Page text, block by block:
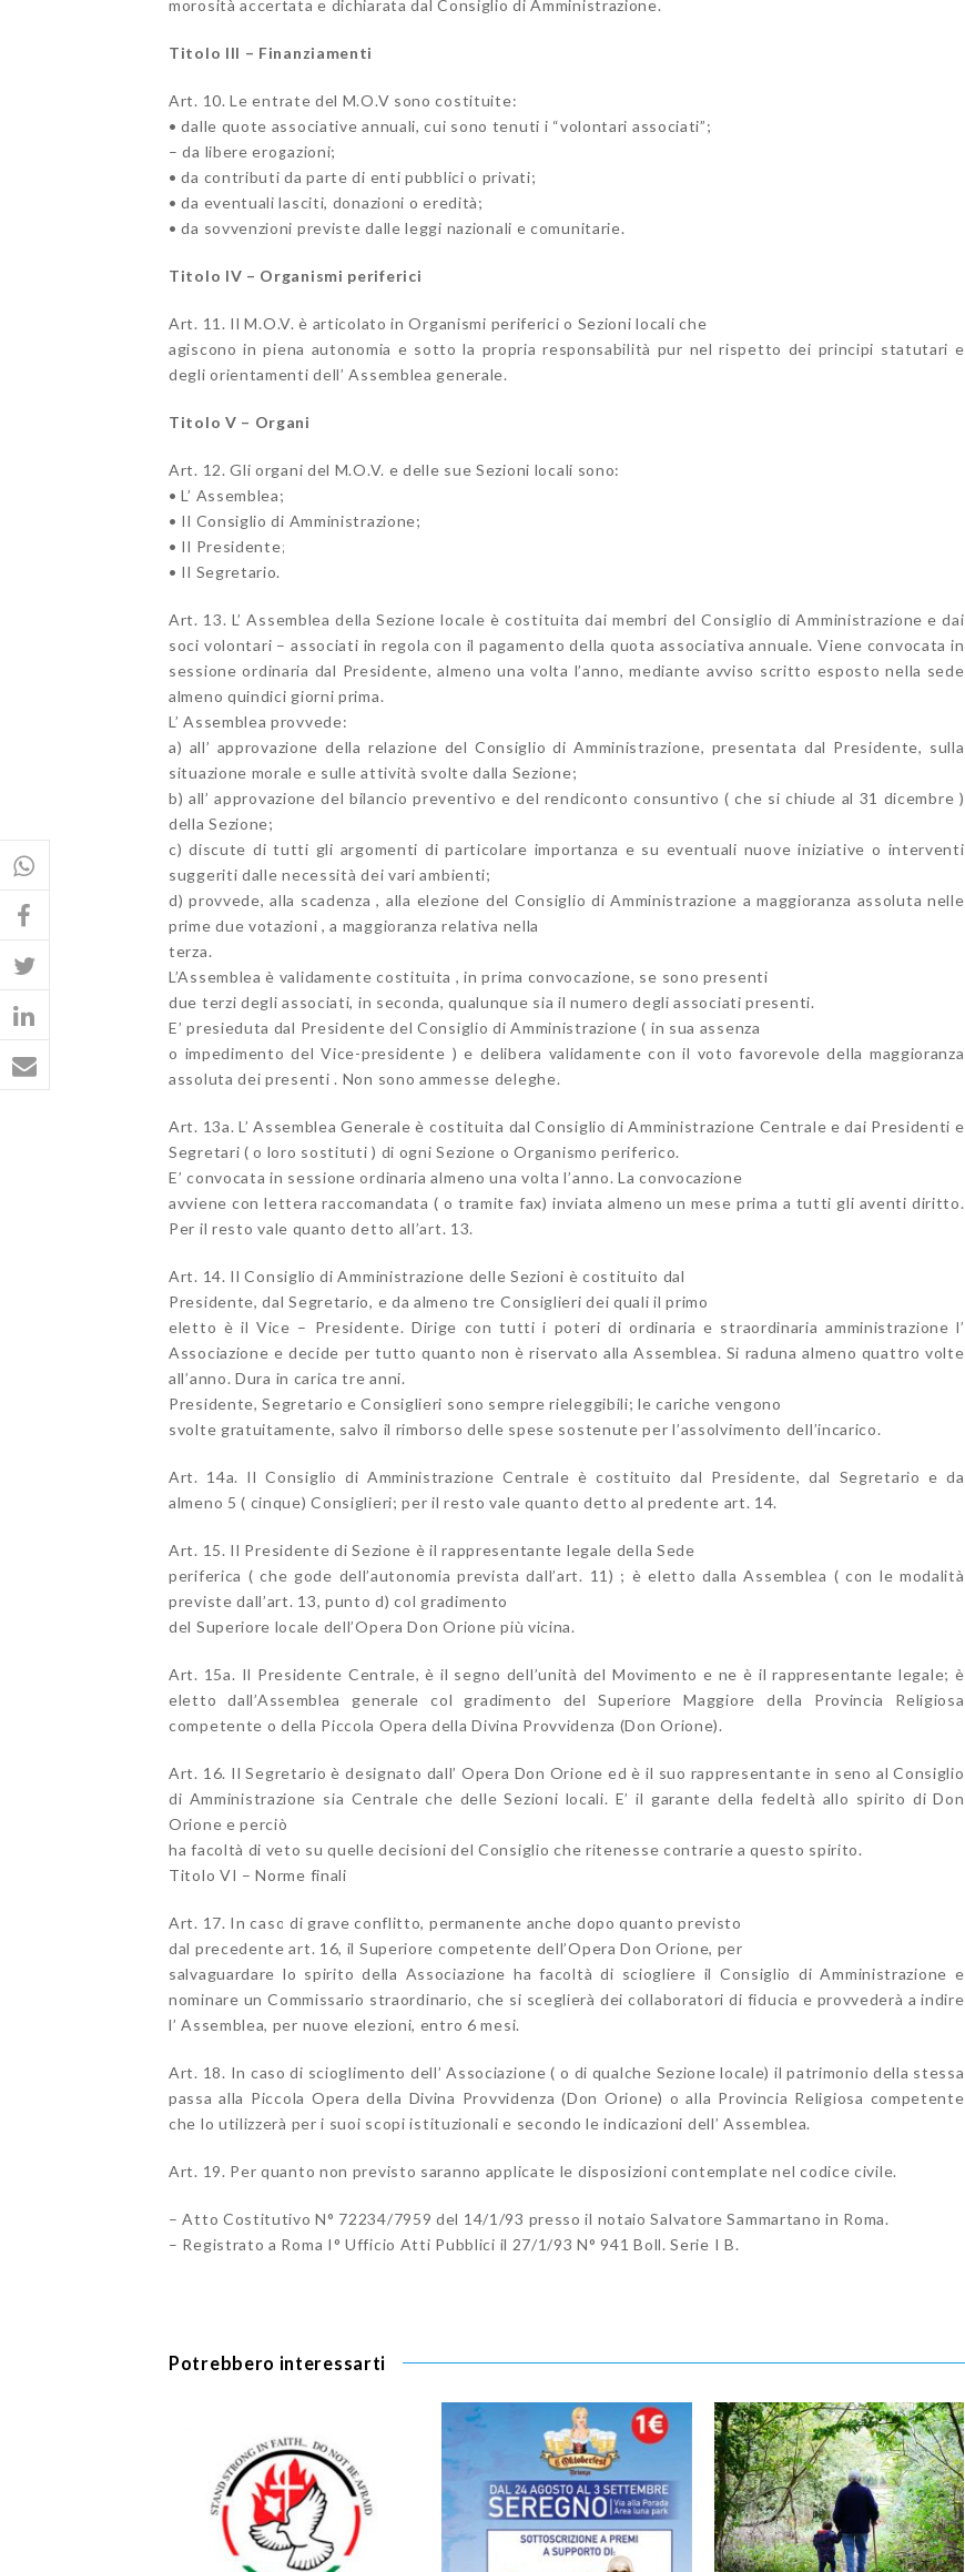
morosità accertata e dichiarata dal Consiglio di Amministrazione.
Titolo III – Finanziamenti
Art. 10. Le entrate del M.O.V sono costituite:
• dalle quote associative annuali, cui sono tenuti i “volontari associati”;
– da libere erogazioni;
• da contributi da parte di enti pubblici o privati;
• da eventuali lasciti, donazioni o eredità;
• da sovvenzioni previste dalle leggi nazionali e comunitarie.
Titolo IV – Organismi periferici
Art. 11. Il M.O.V. è articolato in Organismi periferici o Sezioni locali che
agiscono in piena autonomia e sotto la propria responsabilità pur nel rispetto dei principi statutari e
degli orientamenti dell’ Assemblea generale.
Titolo V – Organi
Art. 12. Gli organi del M.O.V. e delle sue Sezioni locali sono:
• L’ Assemblea;
• Il Consiglio di Amministrazione;
• Il Presidente;
• Il Segretario.
Art. 13. L’ Assemblea della Sezione locale è costituita dai membri del Consiglio di Amministrazione e dai
soci volontari – associati in regola con il pagamento della quota associativa annuale. Viene convocata in
sessione ordinaria dal Presidente, almeno una volta l’anno, mediante avviso scritto esposto nella sede
almeno quindici giorni prima.
L’ Assemblea provvede:
a) all’ approvazione della relazione del Consiglio di Amministrazione, presentata dal Presidente, sulla
situazione morale e sulle attività svolte dalla Sezione;
b) all’ approvazione del bilancio preventivo e del rendiconto consuntivo ( che si chiude al 31 dicembre )
della Sezione;
c) discute di tutti gli argomenti di particolare importanza e su eventuali nuove iniziative o interventi
suggeriti dalle necessità dei vari ambienti;
d) provvede, alla scadenza , alla elezione del Consiglio di Amministrazione a maggioranza assoluta nelle
prime due votazioni , a maggioranza relativa nella
terza.
L’Assemblea è validamente costituita , in prima convocazione, se sono presenti
due terzi degli associati, in seconda, qualunque sia il numero degli associati presenti.
E’ presieduta dal Presidente del Consiglio di Amministrazione ( in sua assenza
o impedimento del Vice-presidente ) e delibera validamente con il voto favorevole della maggioranza
assoluta dei presenti . Non sono ammesse deleghe.
Art. 13a. L’ Assemblea Generale è costituita dal Consiglio di Amministrazione Centrale e dai Presidenti e
Segretari ( o loro sostituti ) di ogni Sezione o Organismo periferico.
E’ convocata in sessione ordinaria almeno una volta l’anno. La convocazione
avviene con lettera raccomandata ( o tramite fax) inviata almeno un mese prima a tutti gli aventi diritto.
Per il resto vale quanto detto all’art. 13.
Art. 14. Il Consiglio di Amministrazione delle Sezioni è costituito dal
Presidente, dal Segretario, e da almeno tre Consiglieri dei quali il primo
eletto è il Vice – Presidente. Dirige con tutti i poteri di ordinaria e straordinaria amministrazione l’
Associazione e decide per tutto quanto non è riservato alla Assemblea. Si raduna almeno quattro volte
all’anno. Dura in carica tre anni.
Presidente, Segretario e Consiglieri sono sempre rieleggibili; le cariche vengono
svolte gratuitamente, salvo il rimborso delle spese sostenute per l’assolvimento dell’incarico.
Art. 14a. Il Consiglio di Amministrazione Centrale è costituito dal Presidente, dal Segretario e da
almeno 5 ( cinque) Consiglieri; per il resto vale quanto detto al predente art. 14.
Art. 15. Il Presidente di Sezione è il rappresentante legale della Sede
periferica ( che gode dell’autonomia prevista dall’art. 11) ; è eletto dalla Assemblea ( con le modalità
previste dall’art. 13, punto d) col gradimento
del Superiore locale dell’Opera Don Orione più vicina.
Art. 15a. Il Presidente Centrale, è il segno dell’unità del Movimento e ne è il rappresentante legale; è
eletto dall’Assemblea generale col gradimento del Superiore Maggiore della Provincia Religiosa
competente o della Piccola Opera della Divina Provvidenza (Don Orione).
Art. 16. Il Segretario è designato dall’ Opera Don Orione ed è il suo rappresentante in seno al Consiglio
di Amministrazione sia Centrale che delle Sezioni locali. E’ il garante della fedeltà allo spirito di Don
Orione e perciò
ha facoltà di veto su quelle decisioni del Consiglio che ritenesse contrarie a questo spirito.
Titolo VI – Norme finali
Art. 17. In caso di grave conflitto, permanente anche dopo quanto previsto
dal precedente art. 16, il Superiore competente dell’Opera Don Orione, per
salvaguardare lo spirito della Associazione ha facoltà di sciogliere il Consiglio di Amministrazione e
nominare un Commissario straordinario, che si sceglierà dei collaboratori di fiducia e provvederà a indire
l’ Assemblea, per nuove elezioni, entro 6 mesi.
Art. 18. In caso di scioglimento dell’ Associazione ( o di qualche Sezione locale) il patrimonio della stessa
passa alla Piccola Opera della Divina Provvidenza (Don Orione) o alla Provincia Religiosa competente
che lo utilizzerà per i suoi scopi istituzionali e secondo le indicazioni dell’ Assemblea.
Art. 19. Per quanto non previsto saranno applicate le disposizioni contemplate nel codice civile.
– Atto Costitutivo N° 72234/7959 del 14/1/93 presso il notaio Salvatore Sammartano in Roma.
– Registrato a Roma I° Ufficio Atti Pubblici il 27/1/93 N° 941 Boll. Serie I B.
Potrebbero interessarti